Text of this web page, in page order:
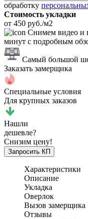
обработку
Стоимость укладки
от 450 руб./м2
Снимем видео и
минут с подробным
Самый большой
Заказать замерщика
Специальные условия
Для крупных заказов
Нашли
дешевле?
Снизим цену!
Запросить КП
Характеристики
Описание
Укладка
Оверлок
Вызов замерщика
Отзывы